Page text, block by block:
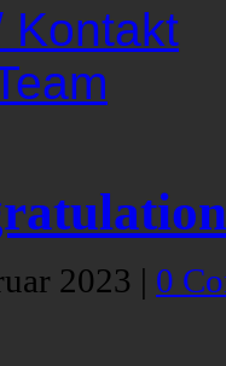
Kontakt
2023 | 0